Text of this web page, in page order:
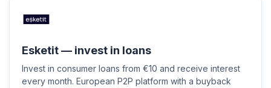
Esketit — invest in loans
Invest in consumer loans from €10 and receive interest
every month. European P2P platform with a buyback